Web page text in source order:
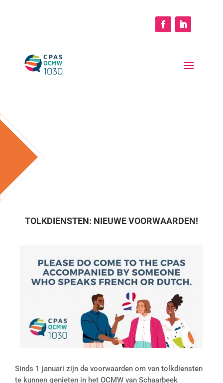
TOLKDIENSTEN: NIEUWE VOORWAARDEN!
Sinds 1 januari zijn de voorwaarden om van tolkdiensten
te kunnen genieten in het OCMW van Schaarbeek